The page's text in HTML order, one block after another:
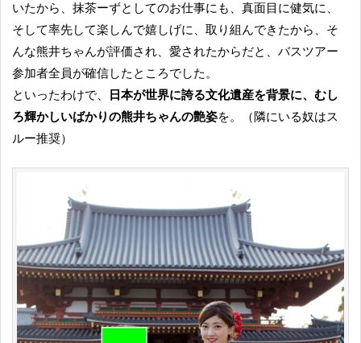
いたから、抹茶ーずとしてのお仕事にも、真面目に健気に、
そして率先して楽しんで嬉しげに、取り組んできたから、そ
んな熊井ちゃんが評価され、愛されたからだと、バスツアー
参加者全員が確信したところでした。
といったわけで、
日本が世界に誇る文化遺産を背景に、むし
ろ輝かしいばかりの熊井ちゃんの艶姿を。（隣にいる奴はス
ルー推奨）